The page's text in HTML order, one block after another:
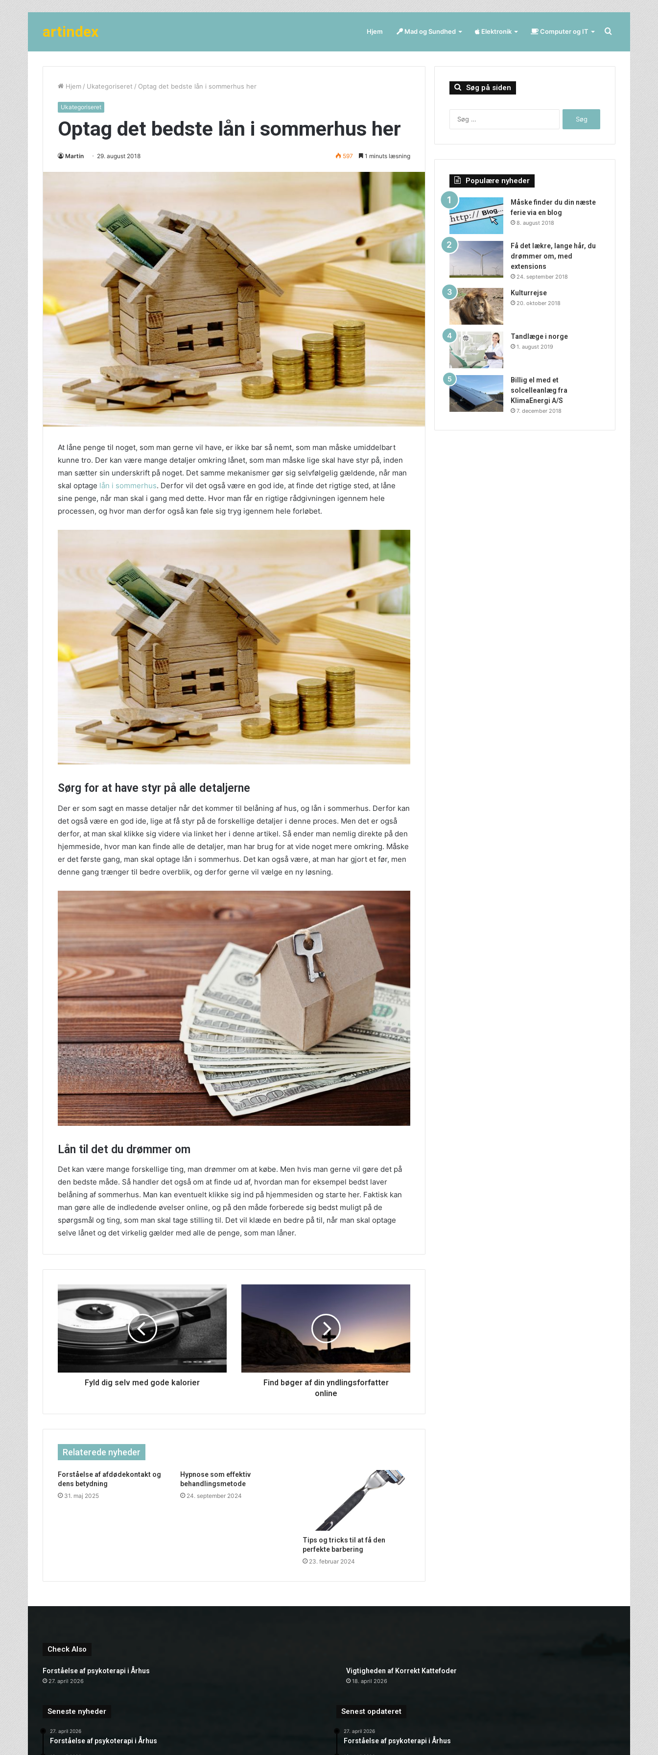
artindex Hjem Mad og Sundhed Elektronik Computer og IT Søg
efter
Hjem / Ukategoriseret / Optag det bedste lån i sommerhus her
Ukategoriseret
Optag det bedste lån i sommerhus her
Martin 29. august 2018 597 1 minuts læsning
At låne penge til noget, som man gerne vil have, er ikke bar så nemt, som man måske umiddelbart
kunne tro. Der kan være mange detaljer omkring lånet, som man måske lige skal have styr på, inden
man sætter sin underskrift på noget. Det samme mekanismer gør sig selvfølgelig gældende, når man
skal optage lån i sommerhus. Derfor vil det også være en god ide, at finde det rigtige sted, at låne
sine penge, når man skal i gang med dette. Hvor man får en rigtige rådgivningen igennem hele
processen, og hvor man derfor også kan føle sig tryg igennem hele forløbet.
Sørg for at have styr på alle detaljerne
Der er som sagt en masse detaljer når det kommer til belåning af hus, og lån i sommerhus. Derfor kan
det også være en god ide, lige at få styr på de forskellige detaljer i denne proces. Men det er også
derfor, at man skal klikke sig videre via linket her i denne artikel. Så ender man nemlig direkte på den
hjemmeside, hvor man kan finde alle de detaljer, man har brug for at vide noget mere omkring. Måske
er det første gang, man skal optage lån i sommerhus. Det kan også være, at man har gjort et før, men
denne gang trænger til bedre overblik, og derfor gerne vil vælge en ny løsning.
Lån til det du drømmer om
Det kan være mange forskellige ting, man drømmer om at købe. Men hvis man gerne vil gøre det på
den bedste måde. Så handler det også om at finde ud af, hvordan man for eksempel bedst laver
belåning af sommerhus. Man kan eventuelt klikke sig ind på hjemmesiden og starte her. Faktisk kan
man gøre alle de indledende øvelser online, og på den måde forberede sig bedst muligt på de
spørgsmål og ting, som man skal tage stilling til. Det vil klæde en bedre på til, når man skal optage
selve lånet og det virkelig gælder med alle de penge, som man låner.
Fyld dig selv med gode kalorier
Find bøger af din yndlingsforfatter
online
Relaterede nyheder
Forståelse af afdødekontakt og
dens betydning
31. maj 2025
Hypnose som effektiv
behandlingsmetode
24. september 2024
Tips og tricks til at få den
perfekte barbering
23. februar 2024
Søg på siden
Populære nyheder
Måske finder du din næste
ferie via en blog
8. august 2018
Få det lækre, lange hår, du
drømmer om, med
extensions
24. september 2018
Kulturrejse
20. oktober 2018
Tandlæge i norge
1. august 2019
Billig el med et
solcelleanlæg fra
KlimaEnergi A/S
7. december 2018
Check Also
Forståelse af psykoterapi i Århus
27. april 2026
Vigtigheden af Korrekt Kattefoder
18. april 2026
Seneste nyheder
27. april 2026
Forståelse af psykoterapi i Århus
Senest opdateret
27. april 2026
Forståelse af psykoterapi i Århus